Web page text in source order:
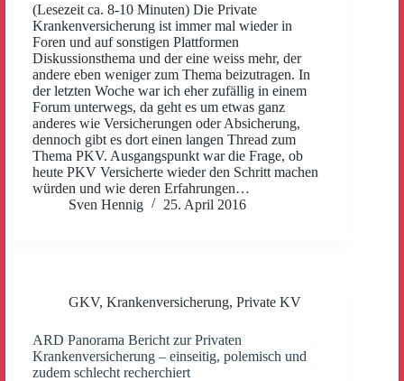
(Lesezeit ca. 8-10 Minuten) Die Private
Krankenversicherung ist immer mal wieder in
Foren und auf sonstigen Plattformen
Diskussionsthema und der eine weiss mehr, der
andere eben weniger zum Thema beizutragen. In
der letzten Woche war ich eher zufällig in einem
Forum unterwegs, da geht es um etwas ganz
anderes wie Versicherungen oder Absicherung,
dennoch gibt es dort einen langen Thread zum
Thema PKV. Ausgangspunkt war die Frage, ob
heute PKV Versicherte wieder den Schritt machen
würden und wie deren Erfahrungen…
Sven Hennig
25. April 2016
GKV, Krankenversicherung, Private KV
ARD Panorama Bericht zur Privaten
Krankenversicherung – einseitig, polemisch und
zudem schlecht recherchiert